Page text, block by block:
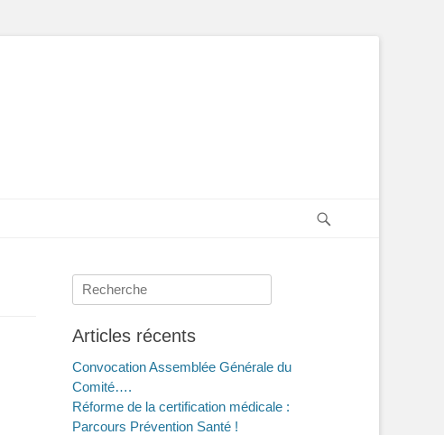
Rechercher :
Articles récents
Convocation Assemblée Générale du
Comité….
Réforme de la certification médicale :
Parcours Prévention Santé !